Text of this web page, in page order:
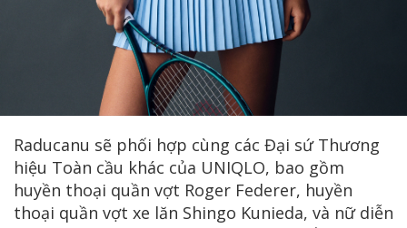
Raducanu sẽ phối hợp cùng các Đại sứ Thương
hiệu Toàn cầu khác của UNIQLO, bao gồm
huyền thoại quần vợt Roger Federer, huyền
thoại quần vợt xe lăn Shingo Kunieda, và nữ diễn